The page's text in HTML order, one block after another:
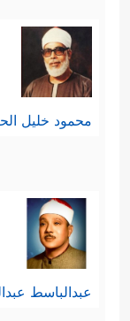
محمود خليل
عبدالباسط